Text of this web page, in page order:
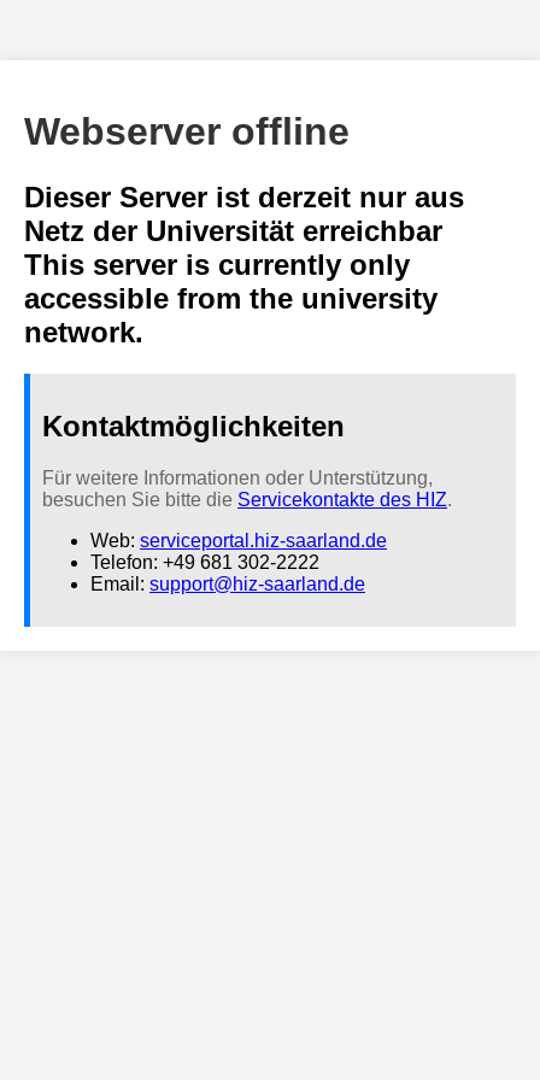
Webserver offline
Dieser Server ist derzeit nur aus
Netz der Universität erreichbar
This server is currently only
accessible from the university
network.
Kontaktmöglichkeiten
Für weitere Informationen oder Unterstützung,
besuchen Sie bitte die Servicekontakte des HIZ.
Web: serviceportal.hiz-saarland.de
Telefon: +49 681 302-2222
Email: support@hiz-saarland.de